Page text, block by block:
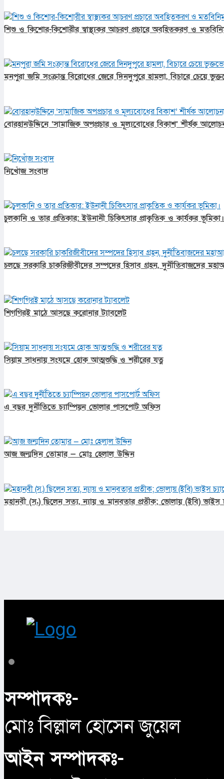
শিশু ও কিশোর-কিশোরীর স্বাস্থ্যকর আচরণ প্রচারে অবহিতকরণ ও
মনপুরা জমি সংক্রান্ত বিরোধের জেরে দিনদুপুরে হামলা, বিচারে চেয়ে
বোরহানউদ্দিনে ‘সামাজিক অপপ্রচার ও মূল্যবোধের বিকাশ’ শীর্ষক
নিখোঁজ সংবাদ
চুলকানি ও তার প্রতিকার: ইউনানী চিকিৎসার প্রাকৃতিক ও কার্যকর ভূমিকা।
চলছে সরকারি চাকরিজীবীদের সম্পদের হিসাব গ্রহন, দুর্নীতিবাজদের
শিগগিরই মাঠে আসছে করোনার ট্যাবলেট
সিয়াম সাধনায় সংযমে হোক আত্মশুদ্ধি ও শরীরের যত্ন
এ বছর দুর্নীতিতে চ্যাম্পিয়ন ভোলার পাসপোর্ট অফিস
আজ জন্মদিন তোমার — মোঃ হেলাল উদ্দিন
মহানবী (স.) ছিলেন সত্য, ন্যায় ও মানবতার প্রতীক; ভোলায় (ইবি) ভাইস
সম্পাদকঃ-
মোঃ বিল্লাল হোসেন জুয়েল
আইন সম্পাদকঃ-